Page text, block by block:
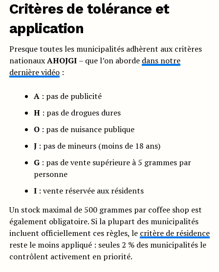
Critères de tolérance et
application
Presque toutes les municipalités adhèrent aux critères
nationauxAHOJGI – que l’on aborde dans notre
dernière vidéo:
A: pas de publicité
H: pas de drogues dures
O: pas de nuisance publique
J: pas de mineurs (moins de 18 ans)
G: pas de vente supérieure à 5 grammes par
personne
I: vente réservée aux résidents
Un stock maximal de 500 grammes par coffee shop est
également obligatoire. Si la plupart des municipalités
incluent officiellement ces règles, le critère de résidence
reste le moins appliqué : seules 2 % des municipalités le
contrôlent activement en priorité.